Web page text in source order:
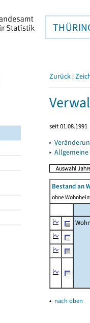
Zurück |
seit 01.08.1991
▸
▸
Bestand an
ohne
▴ nach oben